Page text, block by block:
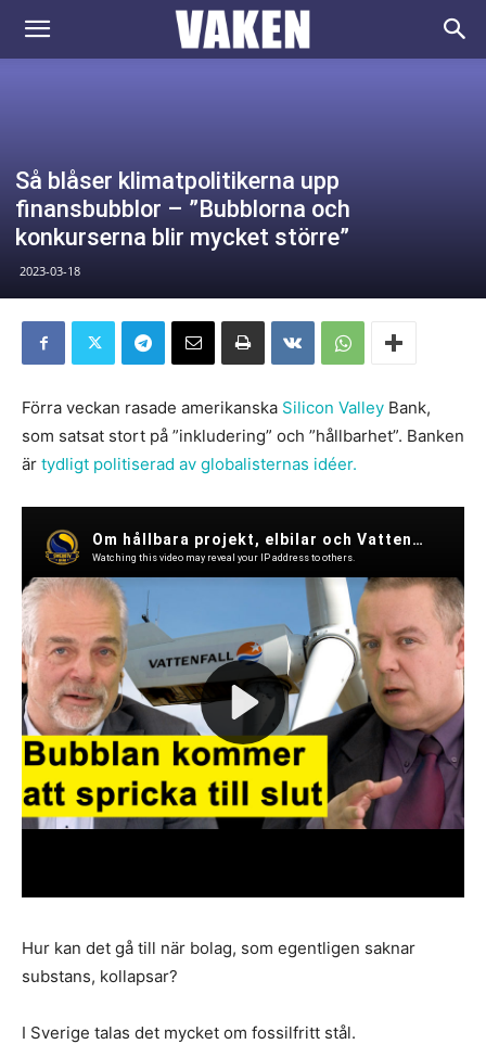
VAKEN.se
Så blåser klimatpolitikerna upp
finansbubblor – ”Bubblorna och
konkurserna blir mycket större”
2023-03-18
Förra veckan rasade amerikanska Silicon Valley Bank,
som satsat stort på ”inkludering” och ”hållbarhet”. Banken
är tydligt politiserad av globalisternas idéer.
Hur kan det gå till när bolag, som egentligen saknar
substans, kollapsar?
I Sverige talas det mycket om fossilfritt stål.